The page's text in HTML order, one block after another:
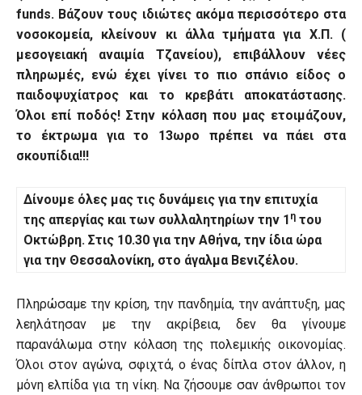
funds. Βάζουν τους ιδιώτες ακόμα περισσότερο στα
νοσοκομεία, κλείνουν κι άλλα τμήματα για Χ.Π. (
μεσογειακή αναιμία Τζανείου), επιβάλλουν νέες
πληρωμές, ενώ έχει γίνει το πιο σπάνιο είδος ο
παιδοψυχίατρος και το κρεβάτι αποκατάστασης.
Όλοι επί ποδός! Στην κόλαση που μας ετοιμάζουν,
το έκτρωμα για το 13ωρο πρέπει να πάει στα
σκουπίδια!!!
Δίνουμε όλες μας τις δυνάμεις για την επιτυχία
της απεργίας και των συλλαλητηρίων την 1 η του
Οκτώβρη. Στις 10.30 για την Αθήνα, την ίδια ώρα
για την Θεσσαλονίκη, στο άγαλμα Βενιζέλου.
Πληρώσαμε την κρίση, την πανδημία, την ανάπτυξη, μας
λεηλάτησαν με την ακρίβεια, δεν θα γίνουμε
παρανάλωμα στην κόλαση της πολεμικής οικονομίας.
Όλοι στον αγώνα, σφιχτά, ο ένας δίπλα στον άλλον, η
μόνη ελπίδα για τη νίκη. Να ζήσουμε σαν άνθρωποι τον